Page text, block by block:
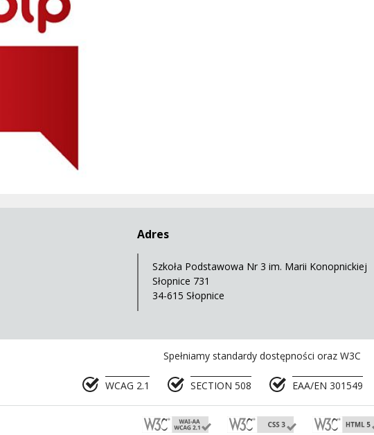
Adres
Szkoła Podstawowa Nr 3 im. Marii Konopnickiej
Słopnice 731
34-615 Słopnice
Spełniamy standardy dostępności oraz W3C
WCAG 2.1 SECTION 508 EAA/EN 301549